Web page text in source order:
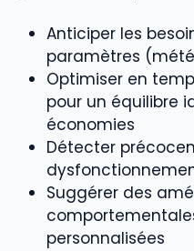
Anticiper les
paramètres
Optimiser en
pour un équilibre
économies
Détecter
Suggérer des
personnalisées